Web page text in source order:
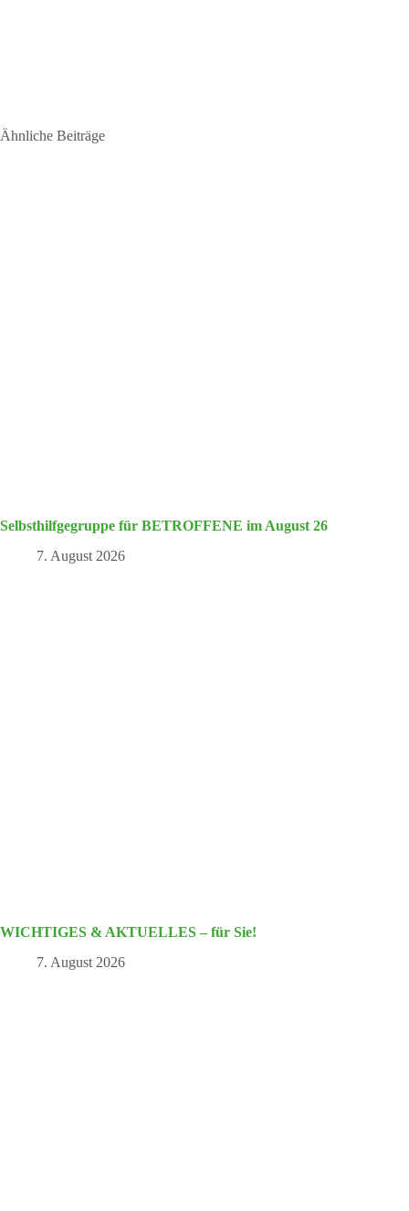
Ähnliche Beiträge
Selbsthilfgegruppe für BETROFFENE im August 26
7. August 2026
WICHTIGES & AKTUELLES – für Sie!
7. August 2026